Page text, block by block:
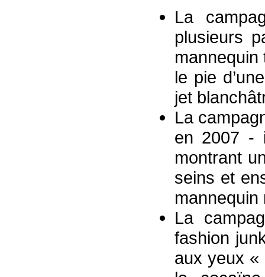
La
plusieurs
mannequin
le pie
jet
La
en 2007 -
montrant
seins et
mannequin
La
fashion
aux yeux «